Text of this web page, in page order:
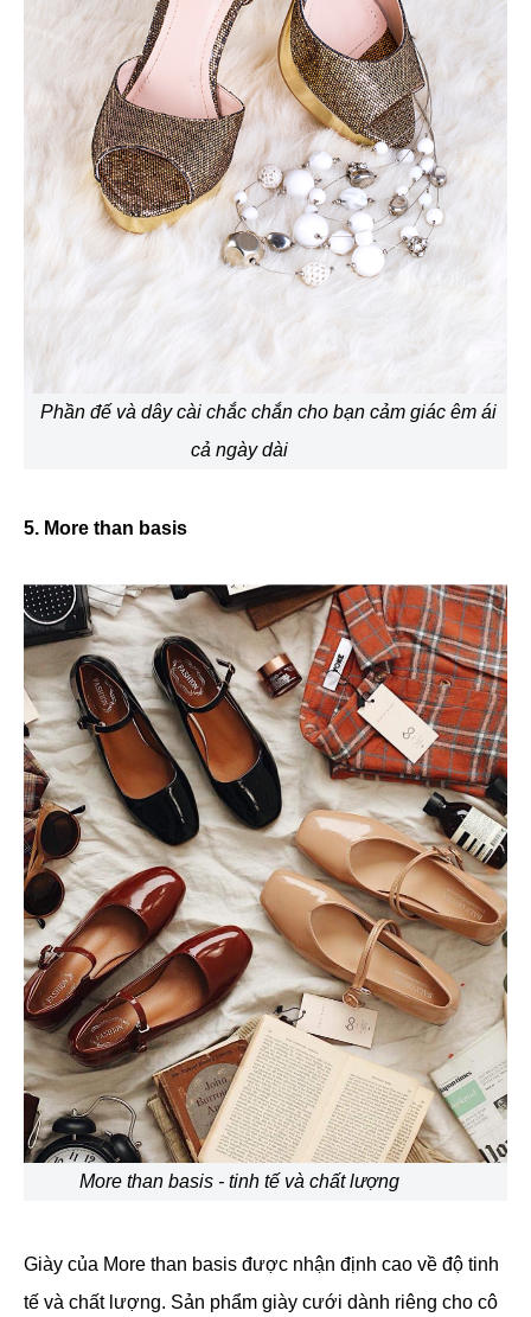
Phần đế và dây cài chắc chắn cho bạn cảm giác êm ái
cả ngày dài
5. More than basis
More than basis - tinh tế và chất lượng
Giày của More than basis được nhận định cao về độ tinh
tế và chất lượng. Sản phẩm giày cưới dành riêng cho cô